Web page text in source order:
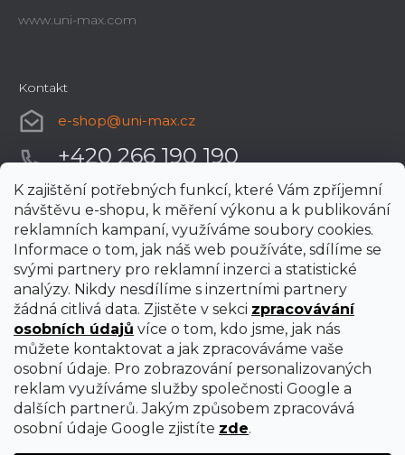
K zajištění potřebných funkcí, které Vám zpříjemní
návštěvu e-shopu, k měření výkonu a k publikování
reklamních kampaní, využíváme soubory cookies.
Informace o tom, jak náš web používáte, sdílíme se
svými partnery pro reklamní inzerci a statistické
analýzy. Nikdy nesdílíme s inzertními partnery
žádná citlivá data. Zjistěte v sekci zpracovávání
osobních údajů více o tom, kdo jsme, jak nás
můžete kontaktovat a jak zpracováváme vaše
osobní údaje. Pro zobrazování personalizovaných
reklam využíváme služby společnosti Google a
dalších partnerů. Jakým způsobem zpracovává
osobní údaje Google zjistíte zde.
www.uni-max.com
Kontakt
e-shop@uni-max.cz
+420 266 190 190